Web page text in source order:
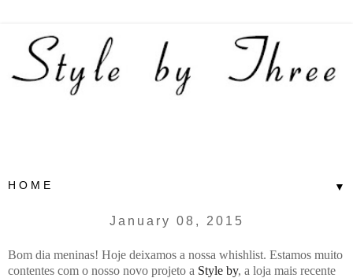
▼
January 08, 2015
Bom dia meninas! Hoje deixamos a nossa whishlist. Estamos muito
contentes com o nosso novo projeto a Style by, a loja mais recente